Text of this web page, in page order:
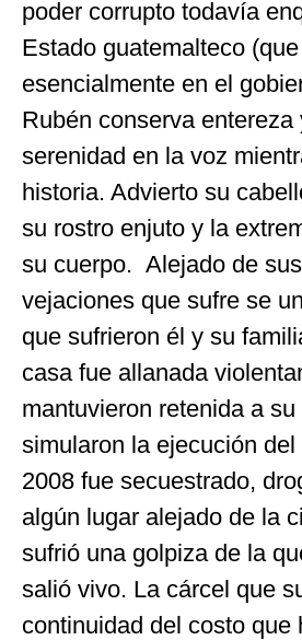
poder corrupto todavía
Estado guatemalteco
esencialmente en el
Rubén conserva entereza
serenidad en la voz
historia. Advierto su
su rostro enjuto y la
su cuerpo. Alejado de
vejaciones que sufre se
que sufrieron él y su
casa fue allanada
mantuvieron retenida a
simularon la ejecución
2008 fue secuestrado,
algún lugar alejado de la
sufrió una golpiza de la
salió vivo. La cárcel que
continuidad del costo que